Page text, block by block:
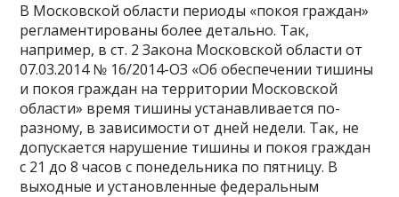
В Московской области периоды «покоя граждан»
регламентированы более детально. Так,
например, в ст. 2 Закона Московской области от
07.03.2014 № 16/2014-ОЗ «Об обеспечении тишины
и покоя граждан на территории Московской
области» время тишины устанавливается по-
разному, в зависимости от дней недели. Так, не
допускается нарушение тишины и покоя граждан
с 21 до 8 часов с понедельника по пятницу. В
выходные и установленные федеральным